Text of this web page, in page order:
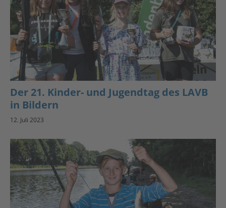
Der 21. Kinder- und Jugendtag des LAVB
in Bildern
12. Juli 2023